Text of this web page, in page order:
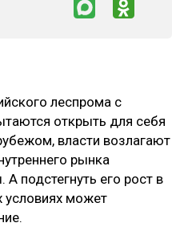
леспрома с
открыть для себя
власти возлагают
рынка
подстегнуть его рост в
условиях может